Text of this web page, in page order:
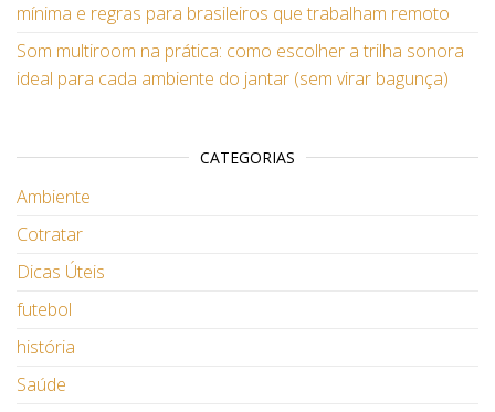
mínima e regras para brasileiros que trabalham remoto
Som multiroom na prática: como escolher a trilha sonora
ideal para cada ambiente do jantar (sem virar bagunça)
CATEGORIAS
Ambiente
Cotratar
Dicas Úteis
futebol
história
Saúde